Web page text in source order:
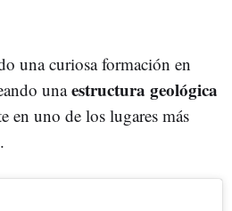
una curiosa formación en
unaestructura geológica
en uno de los lugares más